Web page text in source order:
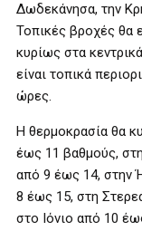
Δωδεκάνησα, την
Τοπικές βροχές θα
κυρίως στα
είναι τοπικά
ώρες.
Η θερμοκρασία θα
έως 11 βαθμούς,
από 9 έως 14, στην
8 έως 15, στη
στο Ιόνιο από 10